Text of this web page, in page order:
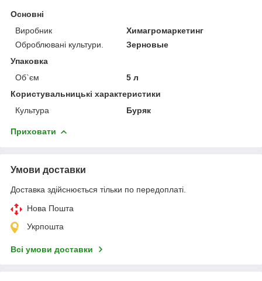
Основні
Виробник
Химагромаркетинг
Оброблювані культури.
Зерновые
Упаковка
Об`єм
5 л
Користувальницькі характеристики
Культура
Буряк
Приховати
Умови доставки
Доставка здійснюється тільки по передоплаті.
Нова Пошта
Укрпошта
Всі умови доставки